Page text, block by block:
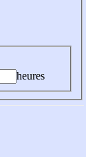
heures